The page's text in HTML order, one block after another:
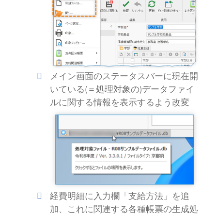
メイン画面のステータスバーに現在開
いている(＝処理対象の)データファイ
ルに関する情報を表示するよう改変
経費明細に入力欄「支給方法」を追
加、これに関連する各種帳票の生成処